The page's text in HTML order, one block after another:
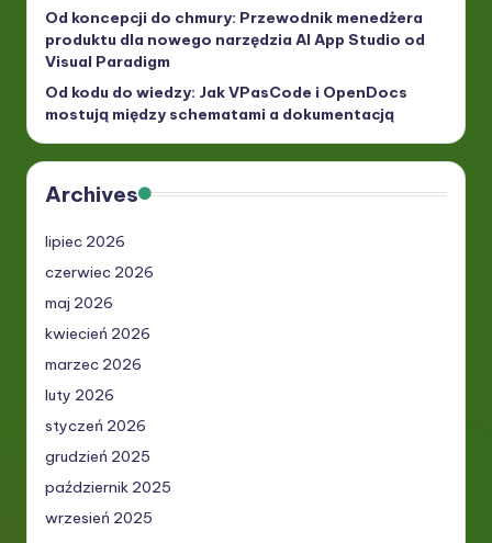
Od koncepcji do chmury: Przewodnik menedżera
produktu dla nowego narzędzia AI App Studio od
Visual Paradigm
Od kodu do wiedzy: Jak VPasCode i OpenDocs
mostują między schematami a dokumentacją
Archives
lipiec 2026
czerwiec 2026
maj 2026
kwiecień 2026
marzec 2026
luty 2026
styczeń 2026
grudzień 2025
październik 2025
wrzesień 2025